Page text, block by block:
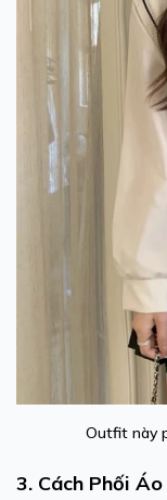
Outfit này
3. Cách Phối